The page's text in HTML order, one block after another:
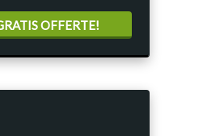
OFFERTE!